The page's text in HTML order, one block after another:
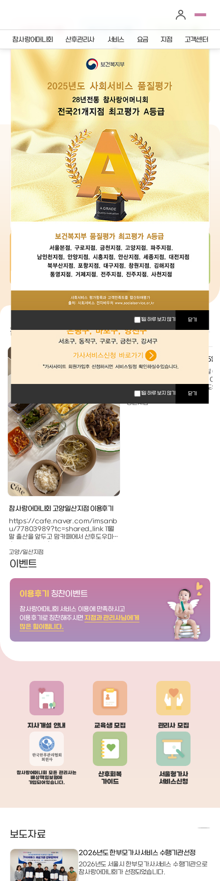
1일 하루 보지 않기 닫기
1일 하루 보지 않기 닫기
참사랑어머니회 산후관리사 서비스 요금 지점 고객센터
산후관리사 베이비시터 가사관리사
전국지점안내
산후관리사
베이비시터
가사관리사
이용요금안내
정부바우처
산후관리사
베이비시터
가사관리사
고객문의 게시판
문의글 작성하기
이용후기 게시판
이용후기 작성하기
참사랑 이야기
참사랑어머니회 고양일산지점 이용후기
https://cafe.naver.com/imsanb
u/77803989?tc=shared_link 11월
말 출산을 앞두고 맘카페에서 산후도우미
좋아 보여서 참사랑어머니회 관리사님 지정
으로 계약했어요~! ​처음에는 3주 계약이었
는데, 지내다 보니 너무 만족스럽더라고요ㅎ
사비로 1주 더 연장해서 총 4주 이용했어요! ​
관리사님은 아기 케어만 잘해주시는 게 아니
정말 꼼꼼하셨어요. ​1. 매일 출근 시간보다 1
0분 정도 일찍 오셔서 오자마자 손부터 씻
고 개인복으로 갈아입으신 뒤 바로 케어를
시작하셨어요. 이런 기본적인 부분부터 믿음
이 갔어요. ​2. 지내는 동안 집안일도 거의 다
빨래까지 세탁해서 개어주셨어요. ​3. 아기
래식도 틀어주시고 초점책도 보여주시면서
잘 놀아주셨어요. 타이니모빌도 따로 챙겨오
셔서 아기랑 놀아주시는 모습 보면서 진짜
아기를 좋아하시는 분이구나 싶었어요. ​4.
키는 법 같은 기본적인 것부터 옆잠베개 사용
하는 방법 같은 사소한 부분까지 하나하나
설명해주시면서 알려주셨어요. 초보 엄마라
이런 부분이 진짜 큰 도움이 됐습니다! 5. 요
리도 정말 잘하셔서 3주 동안 식사도 너무
잘 챙겨 먹었어요. 특히 소불고기랑 시금치된
장국은 아직도 생각날 정도로 맛있었고, 웬
만한 반찬은 다 잘하세요. 재료만 미리 사두
겨야 할 준비물도 미리 다 알려주셔서 한 번
도 문제 없이 잘 다녀왔어요~ 동네 소아과
료도 같이 차 타고 이동해주셨어요. ​7. 특히
기억에 남는 건 아기 황달 관련이었어요. 처
음엔 동네 병원에서만 보려고 했는데 관리사
님이 큰 병원에서 한 번 더 보는 게 좋겠다고
고양/일산지점
찍 와주시는 강○순 이모님~♡- 집
면 환복 후 손 씻는 일을 잊지 않으시
먼저 씻으신다.- 아이에게 오셔서 아
을 불러주며 아이에게 아침인사를
전날 새벽수유를 하느라 못 잔 나를
침식사를 차려주신다.- 내가 아침식
후 자는동안 점심식사에 먹을 반찬
을 요리를 해주신다. 나는 시어머니
주셨다.- 그 외 일반쓰레기,음식물쓰
밀어주시고 바닥을 닦아주신다.- 내
동안 아이에게 유축해놓은 모유를
며 트름까지 확실히 시켜주신다.- 내
나면 점심 식사를 차려주시며, 이모님
욕을 시켜주신다.- 아이 병원을 가야
께 동행을 해주신다.- 저녁에 혼자
봐야하는 나를 위해 저녁식사를 차려
퇴근을 하신다.- 모유수유를 하는
해 하루 1회는 이모님 계실때 자세를
신다. 3. 창원 참사랑어머니회를 이
의 느낀 점. 산후도우미를 이용을 안
했던 과거의 내가 민망하도록 산후도
자리를 잡아가고 있다. 아이를 정말
이를 보통 이상으로 좋아하지 않는다
할 수 없는 일이다. 이모님은 아이를
아하시며, 이 일도 꽤 하셨다고 하신
덧 이모님과의 생활에 적응을 해갈
이벤트
이용후기 칭찬이벤트
참사랑어머니회서비스 이용에 만족하시고
이용후기로 칭찬해주시면 지점과 관리사님에게
많은 힘이됩니다.
지사개설 안내 교육생 모집 관리사 모집
참사랑어머니회 모든 관리사는
배상책임보험에
가입되어있습니다.
산후회복
가이드
서울형가사
서비스신청
보도자료
2026년도 한부모가사서비스 수행기관선정
2026년도 서울시 한부모가사서비스 수행기관으로
참사랑어머니회가 선정되었습니다.